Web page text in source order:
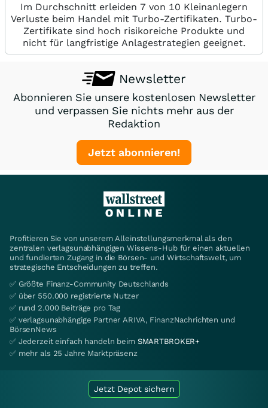
Im Durchschnitt erleiden 7 von 10 Kleinanlegern
Verluste beim Handel mit Turbo-Zertifikaten. Turbo-
Zertifikate sind hoch risikoreiche Produkte und
nicht für langfristige Anlagestrategien geeignet.
Newsletter
Abonnieren Sie unsere kostenlosen Newsletter
und verpassen Sie nichts mehr aus der
Redaktion
Jetzt abonnieren!
Profitieren Sie von unserem Alleinstellungsmerkmal als den
zentralen verlagsunabhängigen Wissens-Hub für einen aktuellen
und fundierten Zugang in die Börsen- und Wirtschaftswelt, um
strategische Entscheidungen zu treffen.
✅ Größte Finanz-Community Deutschlands
✅ über 550.000 registrierte Nutzer
✅ rund 2.000 Beiträge pro Tag
✅ verlagsunabhängige Partner ARIVA, FinanzNachrichten und
BörsenNews
✅ Jederzeit einfach handeln beim SMARTBROKER+
✅ mehr als 25 Jahre Marktpräsenz
Jetzt Depot sichern